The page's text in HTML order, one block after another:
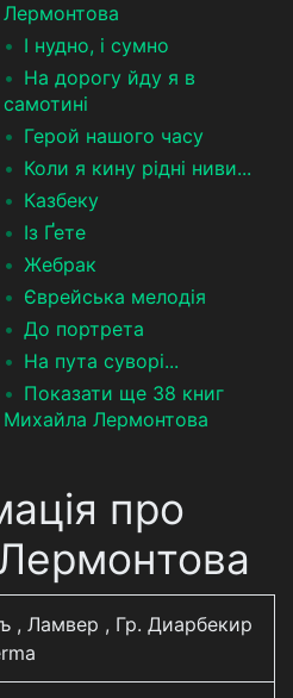
Лермонтова
І нудно, і сумно
На дорогу йду я в
самотині
Герой нашого часу
Коли я кину рідні ниви...
Казбеку
Із Ґете
Жебрак
Єврейська мелодія
До портрета
На пута суворі...
Показати ще 38 книг
Михайла Лермонтова
про
, Ламвер , Гр. Диарбекир